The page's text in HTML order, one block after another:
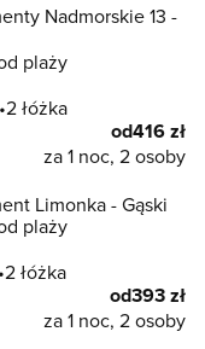
Nadmorskie 13 -
plaży
2 łóżka
od416 zł
za 1 noc, 2 osoby
Limonka - Gąski
plaży
2 łóżka
od393 zł
za 1 noc, 2 osoby